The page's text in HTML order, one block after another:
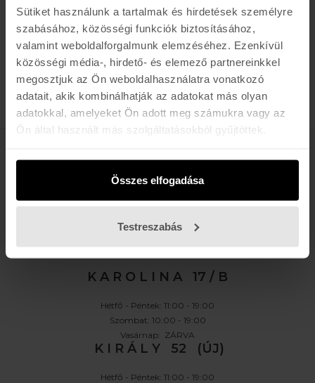
Sütiket használunk a tartalmak és hirdetések személyre
szabásához, közösségi funkciók biztosításához,
valamint weboldalforgalmunk elemzéséhez. Ezenkívül
közösségi média-, hirdető- és elemező partnereinkkel
megosztjuk az Ön weboldalhasználatra vonatkozó
adatait, akik kombinálhatják az adatokat más olyan
adatokkal, amelyeket Ön adott meg számukra vagy az
Ön által használt más szolgáltatásokból gyűjtöttek.
Összes elfogadása
Testreszabás
strandoláshoz
Uniszex fazon, különféle méretekben és stílusokban elérhető
Tökéletes szörfözéshez, strandoláshoz, vízi sportok után vagy
otthoni relaxhoz
Értesülj az újdonságokról, akciókról
FELIRATKOZOM »
K A R O L I N A 17 / B
Hétfő - Péntek: 11:00 - 19:00
Szombat: 10:00 - 19:00
Vasárnap: ZÁRVA
K I R Á L Y 52 (ÚJ)
Hétfő - Péntek: 11:00 - 19:00